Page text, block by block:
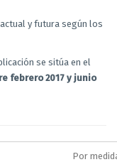
y futura según los
se sitúa en el
febrero 2017 y junio
Por